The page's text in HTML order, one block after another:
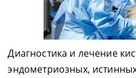
Диагностика и лечение
эндометриозных,